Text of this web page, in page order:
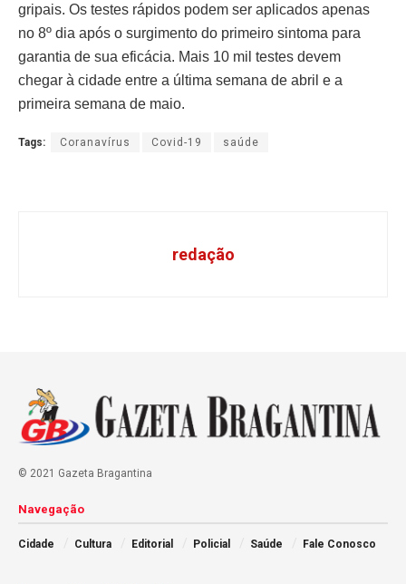
gripais. Os testes rápidos podem ser aplicados apenas
no 8º dia após o surgimento do primeiro sintoma para
garantia de sua eficácia. Mais 10 mil testes devem
chegar à cidade entre a última semana de abril e a
primeira semana de maio.
Tags: Coranavírus Covid-19 saúde
redação
© 2021 Gazeta Bragantina
Navegação
Cidade Cultura Editorial Policial Saúde Fale Conosco